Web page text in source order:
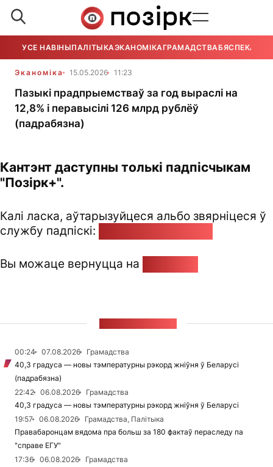
УСЕ НАВІНЫПАЛІТЫКАЭКАНОМІКАГРАМАДСТВАБЯСПЕКА
Эканоміка 15.05.2026 11:23
Пазыкі прадпрыемстваў за год выраслі на
12,8% і перавысілі 126 млрд рублёў
(падрабязна)
Кантэнт даступны толькі падпісчыкам
"Позірк+".
Калі ласка, аўтарызуйцеся альбо звярніцеся ў
службу падпіскі:
Вы можаце вернуцца на
00:24 07.08.2026
Грамадства
40,3 градуса — новы тэмпературны рэкорд жніўня ў Беларусі
(падрабязна)
22:42
06.08.2026
Грамадства
40,3 градуса — новы тэмпературны рэкорд жніўня ў Беларусі
19:57
06.08.2026
Грамадства, Палітыка
Правабаронцам вядома пра больш за 180 фактаў пераследу па
"справе ЕГУ"
17:36
06.08.2026
Грамадства